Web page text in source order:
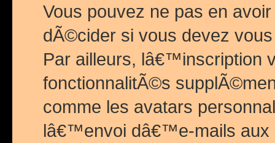
Vous pouvez ne pas en
dÃ©cider si vous devez
Par ailleurs, lâ€™inscription
fonctionnalitÃ©s
comme les avatars
lâ€™envoi dâ€™e-mails